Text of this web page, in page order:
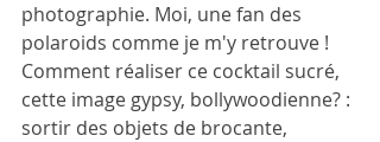
photographie. Moi, une fan des
polaroids comme je m'y retrouve !
Comment réaliser ce cocktail sucré,
cette image gypsy, bollywoodienne? :
sortir des objets de brocante,